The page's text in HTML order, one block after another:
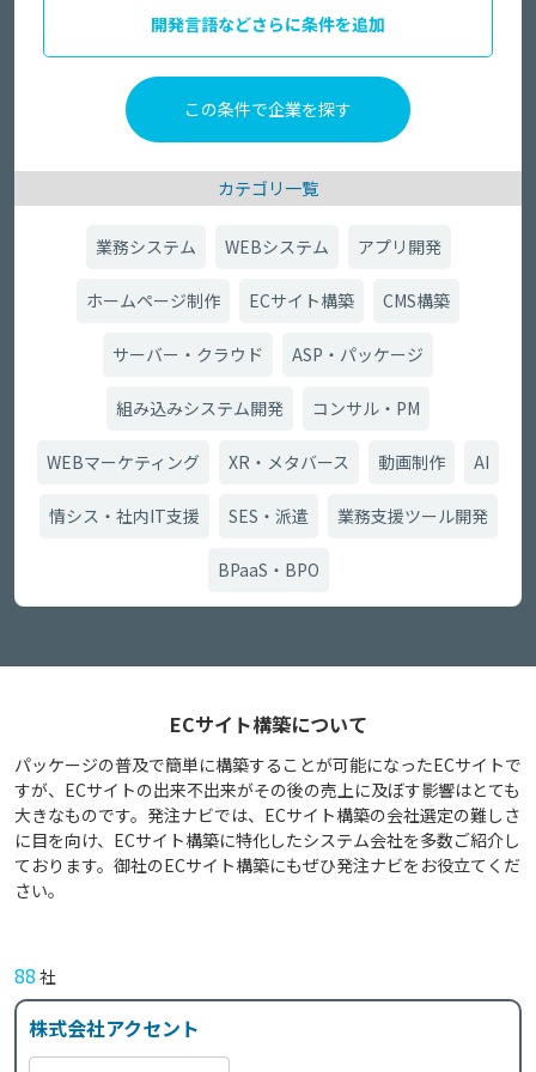
開発言語などさらに条件を追加
カテゴリ一覧
業務システム WEBシステム アプリ開発
ホームページ制作 ECサイト構築 CMS構築
サーバー・クラウド ASP・パッケージ
組み込みシステム開発 コンサル・PM
WEBマーケティング XR・メタバース 動画制作 AI
情シス・社内IT支援 SES・派遣 業務支援ツール開発
BPaaS・BPO
ECサイト構築について
パッケージの普及で簡単に構築することが可能になったECサイトで
すが、ECサイトの出来不出来がその後の売上に及ぼす影響はとても
大きなものです。発注ナビでは、ECサイト構築の会社選定の難しさ
に目を向け、ECサイト構築に特化したシステム会社を多数ご紹介し
ております。御社のECサイト構築にもぜひ発注ナビをお役立てくだ
さい。
88 社
株式会社アクセント